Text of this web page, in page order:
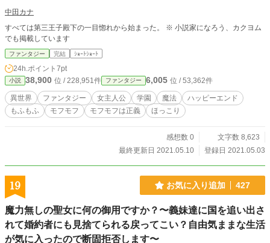
中田カナ
すべては第三王子殿下の一目惚れから始まった。 ※ 小説家になろう、カクヨム
でも掲載しています
ファンタジー 完結 ｼｮｰﾄｼｮｰﾄ
24h.ポイント 7pt
小説 38,900 位 / 228,951件 ファンタジー 6,005 位 / 53,362件
異世界 ファンタジー 女主人公 学園 魔法
ハッピーエンド
もふもふ
モフモフ モフモフは正義 ほっこり
感想数 0
文字数 8,623
最終更新日 2021.05.10
登録日 2021.05.03
19 お気に入り追加 427
魔力無しの聖女に何の御用ですか？〜義妹達に国を追い出さ
れて婚約者にも見捨てられる戻ってこい？自由気ままな生活
が気に入ったので断固拒否します〜